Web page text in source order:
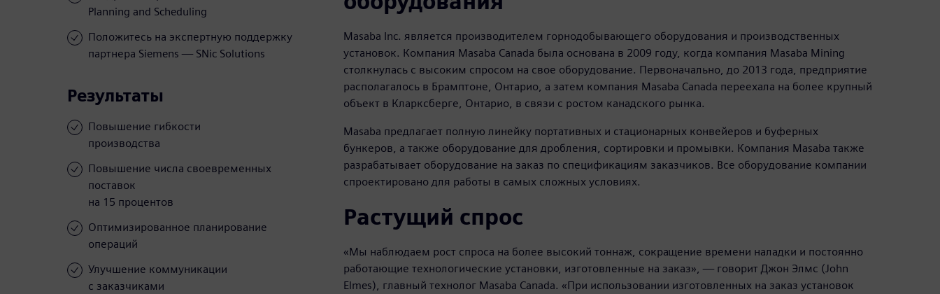
Planning and Scheduling
Положитесь на экспертную поддержку
партнера Siemens — SNic Solutions
Результаты
Повышение гибкости
производства
Повышение числа своевременных
поставок
на 15 процентов
Оптимизированное планирование
операций
Улучшение коммуникации
с заказчиками
Masaba Inc. является производителем горнодобывающего оборудования и производственных
установок. Компания Masaba Canada была основана в 2009 году, когда компания Masaba Mining
столкнулась с высоким спросом на свое оборудование. Первоначально, до 2013 года, предприятие
располагалось в Брамптоне, Онтарио, а затем компания Masaba Canada переехала на более крупный
объект в Кларксберге, Онтарио, в связи с ростом канадского рынка.
Masaba предлагает полную линейку портативных и стационарных конвейеров и буферных
бункеров, а также оборудование для дробления, сортировки и промывки. Компания Masaba также
разрабатывает оборудование на заказ по спецификациям заказчиков. Все оборудование компании
спроектировано для работы в самых сложных условиях.
Растущий спрос
«Мы наблюдаем рост спроса на более высокий тоннаж, сокращение времени наладки и постоянно
работающие технологические установки, изготовленные на заказ», — говорит Джон Элмс (John
Elmes), главный технолог Masaba Canada. «При использовании изготовленных на заказ установок